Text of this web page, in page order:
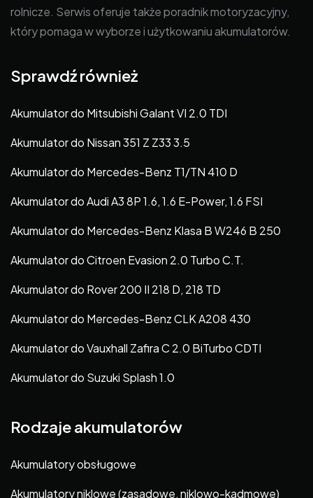
rolnicze. Serwis oferuje także poradnik motoryzacyjny,
który pomaga w wyborze i użytkowaniu akumulatorów.
Sprawdź również
Akumulator do Mitsubishi Galant VI 2.0 TDI
Akumulator do Nissan 351 Z Z33 3.5
Akumulator do Mercedes-Benz T1/TN 410 D
Akumulator do Audi A3 8P 1.6, 1.6 E-Power, 1.6 FSI
Akumulator do Mercedes-Benz Klasa B W246 B 250
Akumulator do Citroen Evasion 2.0 Turbo C.T.
Akumulator do Rover 200 II 218 D, 218 TD
Akumulator do Mercedes-Benz CLK A208 430
Akumulator do Vauxhall Zafira C 2.0 BiTurbo CDTI
Akumulator do Suzuki Splash 1.0
Rodzaje akumulatorów
Akumulatory obsługowe
Akumulatory niklowe (zasadowe, niklowo-kadmowe)